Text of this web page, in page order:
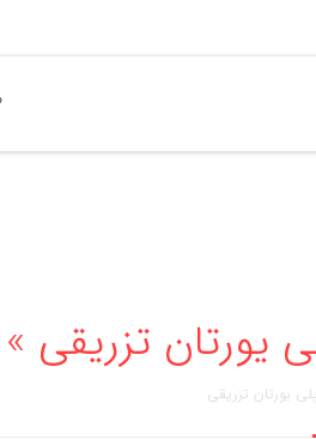
تزریقی » مهار